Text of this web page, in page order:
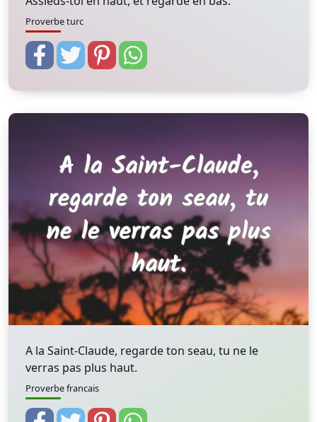
Proverbe turc
A la Saint-Claude, regarde ton seau, tu ne le
verras pas plus haut.
Proverbe francais